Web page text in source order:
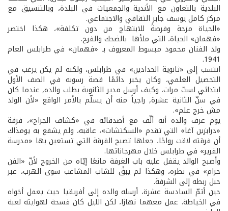
البلدية بالتعاون مع الأندية والجمعيات في البلدة، وبالتنسيق مع
مركز كامل يوسف جابر الثقافي والاجتماعي.
«الحياة مزحة وفرصةً للابتهاج من دون تكلفة»، هكذا اختصر
«فهمان» الحياة، التي ملأها بالضحك والفرح.
ولد الفنان محمود مبسوط المعروف بـ «فهمان» في طرابلس العام
1941.
انتسب إلى «ثانوية الحدادين» في طرابلس، ولكنه لم يكن يرغب في
التحصيل العلمي، وكان يخبر دائمًا قصة رسوبه في الصف الأول
ابتدائي لستّ مرات، وكيف أرسل مدير الثانوية بطلب والده, عندما كان
في سنّ الثانية عشرة, راجياً منه أن يسلّم بالأمر الواقع «لأن الولد
مش خرج علم».
يوم عرف والده أنه ألّف مع أصدقائه في «كشاف الجراح»، فرقة
«درابزين آغا» التي تقدم «السكتشات»، عاقبه، ولم يشفع به يومذاك
أن فرقته لاقت رواجًا، جعلها تصبح الفرقة التي تستعين بها «مدرسة
الفرير» في طرابلس خلال مهرجاناتها.
وأصبح الوالد يقفل عليه باب الغرفة مانعًا إيّاه من الخروج لأنّ «الفن
حرام» في نظره، وهكذا لم يبقََ للشاب المشاغب سوى الهرب، عبر
حبل ربطه إلى الشرفة.
حين أتمّ السادسة عشرة، أرسله والده إلى أفريقيا حيث يعمل أخواه
في الخياطة. عمل معهما نهارًا، لكن الليل كان فسحة لهوايته لعبة